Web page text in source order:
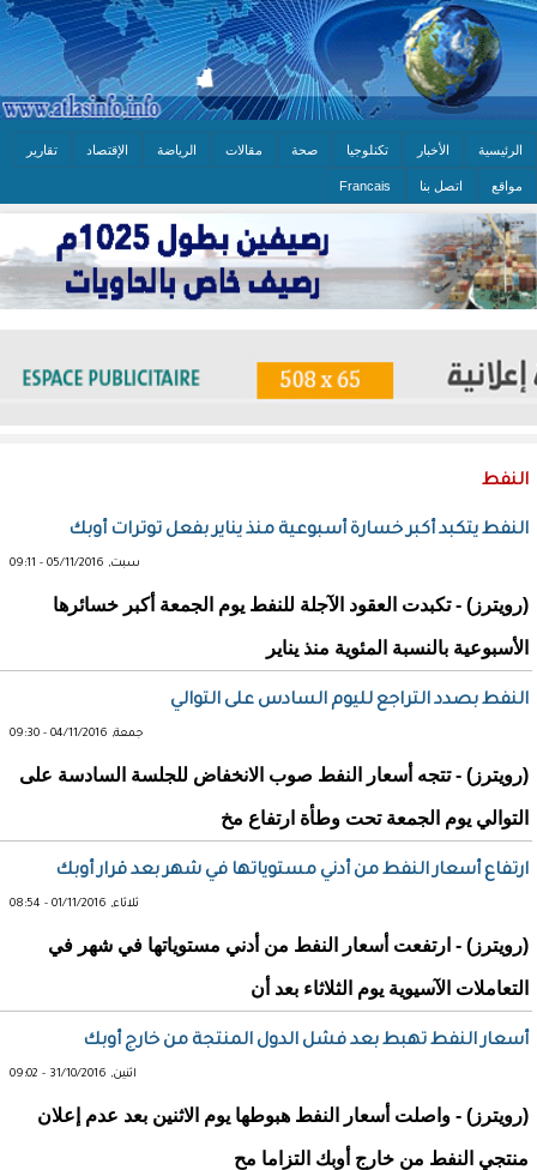
الرئيسية الأخبار تكنلوجيا صحة مقالات الرياضة الإقتصاد تقارير
مواقع اتصل بنا Francais
النفط
النفط يتكبد أكبر خسارة أسبوعية منذ يناير بفعل توترات أوبك
سبت, 05/11/2016 - 09:11
(رويترز) - تكبدت العقود الآجلة للنفط يوم الجمعة أكبر خسائرها
الأسبوعية بالنسبة المئوية منذ يناير
النفط بصدد التراجع لليوم السادس على التوالي
جمعة, 04/11/2016 - 09:30
(رويترز) - تتجه أسعار النفط صوب الانخفاض للجلسة السادسة على
التوالي يوم الجمعة تحت وطأة ارتفاع مخ
ارتفاع أسعار النفط من أدني مستوياتها في شهر بعد قرار أوبك
ثلاثاء, 01/11/2016 - 08:54
(رويترز) - ارتفعت أسعار النفط من أدني مستوياتها في شهر في
التعاملات الآسيوية يوم الثلاثاء بعد أن
أسعار النفط تهبط بعد فشل الدول المنتجة من خارج أوبك
اثنين, 31/10/2016 - 09:02
(رويترز) - واصلت أسعار النفط هبوطها يوم الاثنين بعد عدم إعلان
منتجي النفط من خارج أوبك التزاما مح